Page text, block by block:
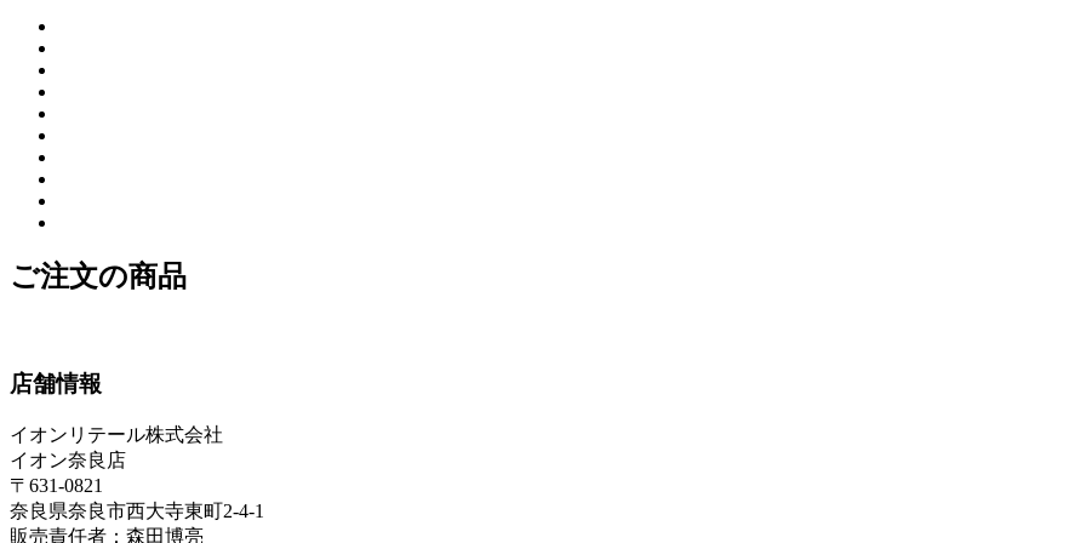
ご注文の商品
店舗情報
イオンリテール株式会社
イオン奈良店
〒631-0821
奈良県奈良市西大寺東町2-4-1
販売責任者：森田博亮